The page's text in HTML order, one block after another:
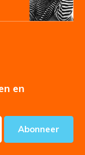
en
Abonneer